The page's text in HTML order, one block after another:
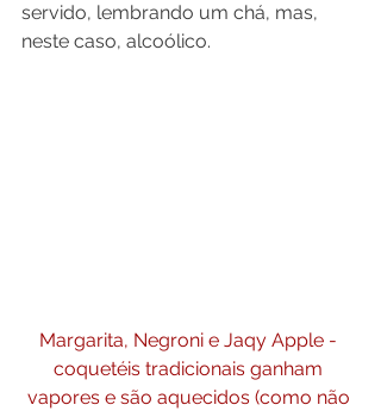
servido, lembrando um chá, mas,
neste caso, alcoólico.
Margarita, Negroni e Jaqy Apple -
coquetéis tradicionais ganham
vapores e são aquecidos (como não